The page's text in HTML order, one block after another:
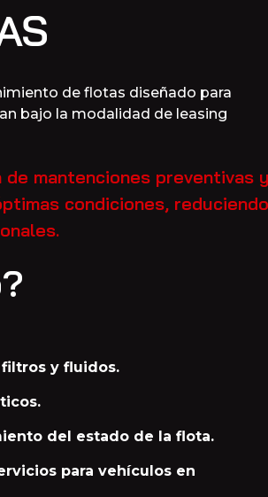
de flotas diseñado para
bajo la modalidad de leasing
mantenciones preventivas y
condiciones, reduciendo
y fluidos.
del estado de la flota.
para vehículos en